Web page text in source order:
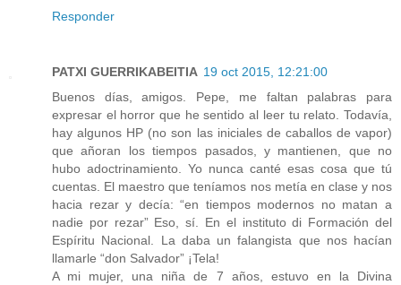
Responder
PATXI GUERRIKABEITIA 19 oct 2015, 12:21:00
Buenos días, amigos. Pepe, me faltan palabras para
expresar el horror que he sentido al leer tu relato. Todavía,
hay algunos HP (no son las iniciales de caballos de vapor)
que añoran los tiempos pasados, y mantienen, que no
hubo adoctrinamiento. Yo nunca canté esas cosa que tú
cuentas. El maestro que teníamos nos metía en clase y nos
hacia rezar y decía: “en tiempos modernos no matan a
nadie por rezar” Eso, sí. En el instituto di Formación del
Espíritu Nacional. La daba un falangista que nos hacían
llamarle “don Salvador” ¡Tela!
A mi mujer, una niña de 7 años, estuvo en la Divina